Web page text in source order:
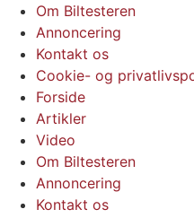
Om Biltesteren
Annoncering
Kontakt os
Cookie- og
Forside
Artikler
Video
Om Biltesteren
Annoncering
Kontakt os